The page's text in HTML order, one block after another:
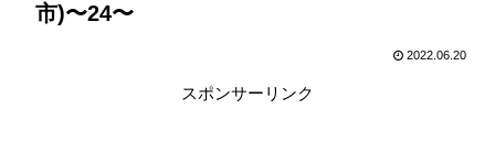
市)〜24〜
2022.06.20
スポンサーリンク